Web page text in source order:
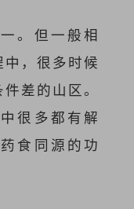
。但一般相
，很多时候
差的山区。
很多都有解
食同源的功